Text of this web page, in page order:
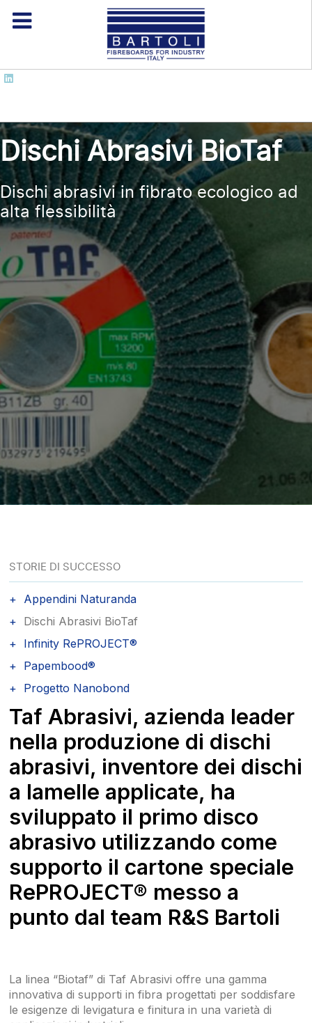
Dischi Abrasivi BioTaf
Dischi abrasivi in fibrato ecologico ad
alta flessibilità
STORIE DI SUCCESSO
Appendini Naturanda
Dischi Abrasivi BioTaf
Infinity RePROJECT®
Papembood®
Progetto Nanobond
Taf Abrasivi, azienda leader
nella produzione di dischi
abrasivi, inventore dei dischi
a lamelle applicate, ha
sviluppato il primo disco
abrasivo utilizzando come
supporto il cartone speciale
RePROJECT® messo a
punto dal team R&S Bartoli
La linea “Biotaf” di Taf Abrasivi offre una gamma
innovativa di supporti in fibra progettati per soddisfare
le esigenze di levigatura e finitura in una varietà di